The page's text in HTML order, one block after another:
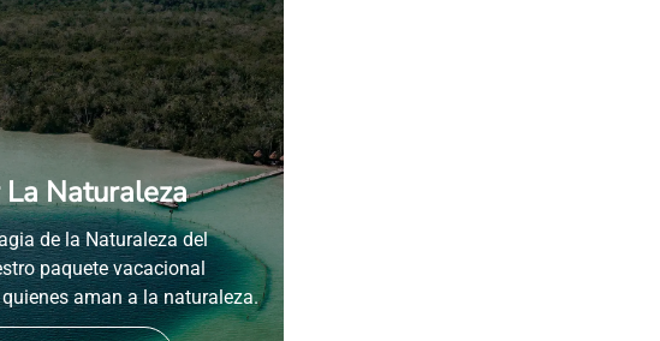
Naturaleza
de la Naturaleza del
paquete vacacional
aman a la naturaleza.